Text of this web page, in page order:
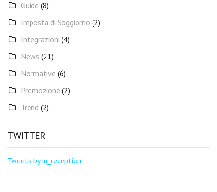
Guide (8)
Imposta di Soggiorno (2)
Integrazioni (4)
News (21)
Normative (6)
Promozione (2)
Trend (2)
TWITTER
Tweets by in_reception